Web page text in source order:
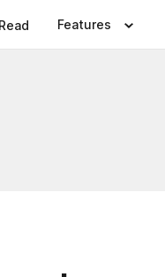
Read Features